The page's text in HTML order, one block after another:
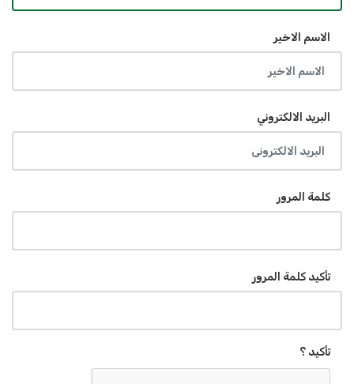
الاسم الاخير
البريد الالكتروني
كلمة المرور
تأكيد كلمة المرور
تأكيد ؟